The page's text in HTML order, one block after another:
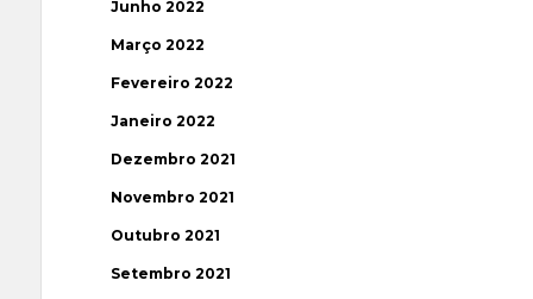
Junho 2022
Março 2022
Fevereiro 2022
Janeiro 2022
Dezembro 2021
Novembro 2021
Outubro 2021
Setembro 2021